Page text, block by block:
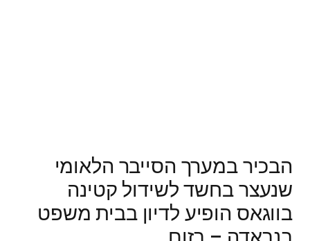
הבכיר במערך הסייבר הלאומי
שנעצר בחשד לשידול קטינה
בווגאס הופיע לדיון בבית משפט